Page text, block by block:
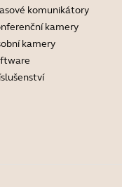
komunikátory
kamery
kamery